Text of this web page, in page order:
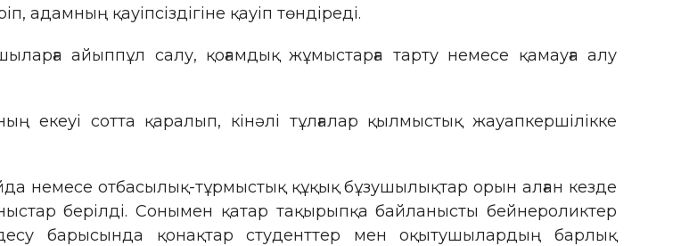
адамның қауіпсіздігіне қауіп төндіреді.
айыппұл салу, қоғамдық жұмыстарға тарту немесе қамауға алу
екеуі сотта қаралып, кінәлі тұлғалар қылмыстық жауапкершілікке
немесе отбасылық-тұрмыстық құқық бұзушылықтар орын алған кезде
берілді. Сонымен қатар тақырыпқа байланысты бейнероликтер
барысында қонақтар студенттер мен оқытушылардың барлық